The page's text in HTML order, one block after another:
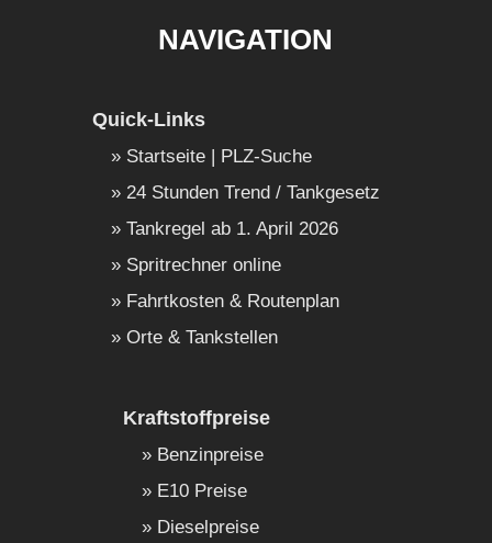
NAVIGATION
Quick-Links
Startseite | PLZ-Suche
24 Stunden Trend / Tankgesetz
Tankregel ab 1. April 2026
Spritrechner online
Fahrtkosten & Routenplan
Orte & Tankstellen
Kraftstoffpreise
Benzinpreise
E10 Preise
Dieselpreise